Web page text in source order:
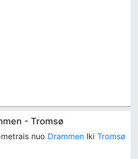
- Tromsø
nuo Drammen Iki Tromsø